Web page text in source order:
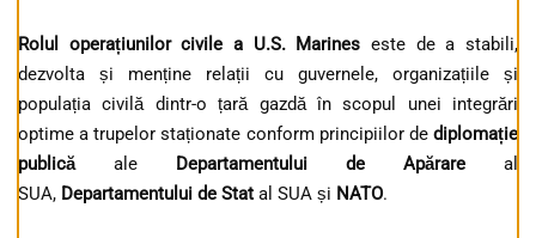
Rolul operațiunilor civile a U.S. Marines este de a stabili,
dezvolta și menține relații cu guvernele, organizațiile și
populația civilă dintr-o țară gazdă în scopul unei integrări
optime a trupelor staționate conform principiilor de diplomație
publicăale Departamentului de Apărare al
SUA, Departamentului de Stat al SUA și NATO.